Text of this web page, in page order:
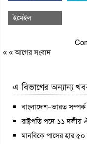
ইমেইল
« «আগের সংবাদ
এ বিভাগের অন্যান্য
বাংলাদেশ–ভারত
রাষ্ট্রপতি পদে ১১
মানবিকে পাসের হার ৫০